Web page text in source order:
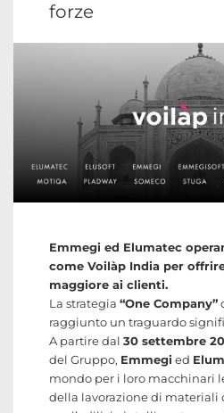
forze
Emmegi ed Elumatec
come Voilàp India per
maggiore ai clienti.
La strategia “One Company”
raggiunto un traguardo
A partire dal 30 settembre
del Gruppo, Emmegi ed
mondo per i loro macchinari
della lavorazione di materiali